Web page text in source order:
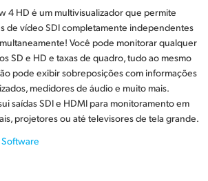
4 HD é um multivisualizador que permite
de vídeo SDI completamente independentes
Você pode monitorar qualquer
SD e HD e taxas de quadro, tudo ao mesmo
pode exibir sobreposições com informações
medidores de áudio e muito mais.
saídas SDI e HDMI para monitoramento em
projetores ou até televisores de tela grande.
Software